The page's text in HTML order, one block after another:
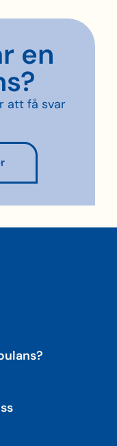
en
att få svar